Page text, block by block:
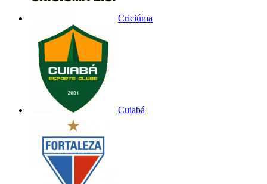
Criciúma
Cuiabá